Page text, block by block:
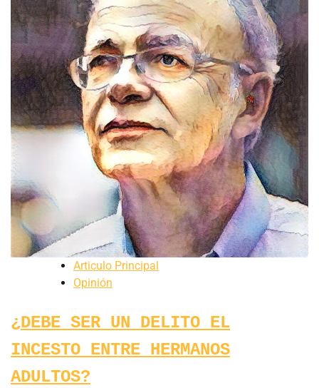
Articulo Principal
Opinión
¿DEBE SER UN DELITO EL
INCESTO ENTRE HERMANOS
ADULTOS?